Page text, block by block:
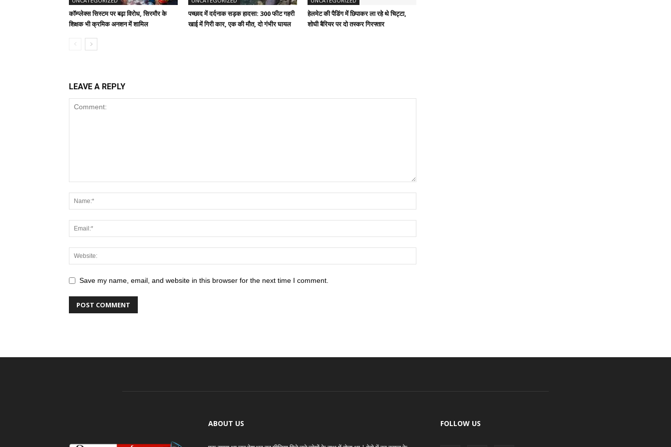
कॉम्प्लेक्स सिस्टम पर बढ़ा विरोध, सिरमौर के
शिक्षक भी क्रमिक अनशन में शामिल
पच्छाद में दर्दनाक सड़क हादसा: 300 फीट गहरी
खाई में गिरी कार, एक की मौत, दो गंभीर घायल
हेलमेट की पैडिंग में छिपाकर ला रहे थे चिट्टा,
शोघी बैरियर पर दो तस्कर गिरफ्तार
LEAVE A REPLY
Save my name, email, and website in this browser for the next time I comment.
ABOUT US FOLLOW US